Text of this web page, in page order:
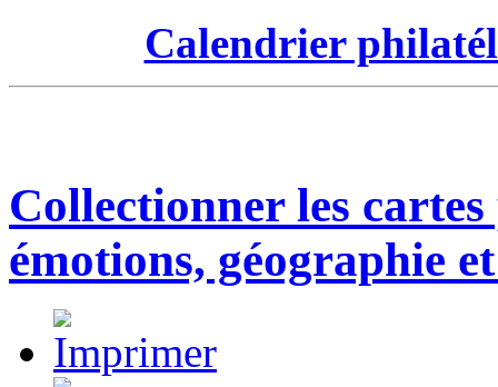
Calendrier
Collectionner les
émotions, géographie